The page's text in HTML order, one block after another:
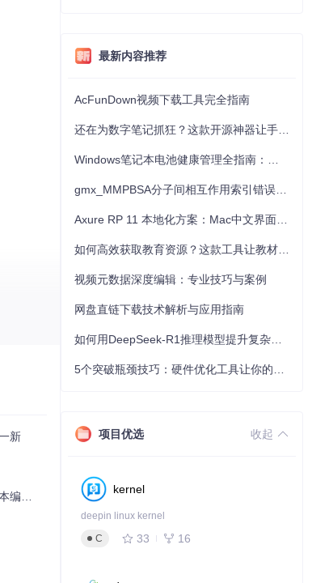
新
案
最新内容推荐
AcFunDown视频下载工具完全指南
视频元数据深度编辑：专业技巧与案例
网盘直链下载技术解析与应用指南
项目优选 收起
kernel
deepin linux kernel
C
33 16